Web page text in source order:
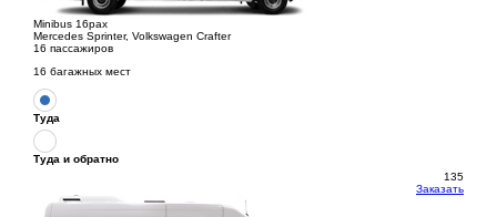
Minibus 16pax
Mercedes Sprinter, Volkswagen Crafter
16 пассажиров
16 багажных мест
Туда
Туда и обратно
135
Заказать